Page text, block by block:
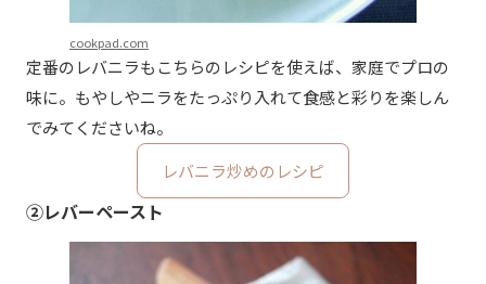
cookpad.com
定番のレバニラもこちらのレシピを使えば、家庭でプロの
味に。もやしやニラをたっぷり入れて食感と彩りを楽しん
でみてくださいね。
レバニラ炒めのレシピ
②レバーペースト